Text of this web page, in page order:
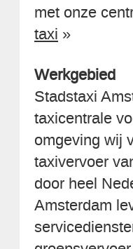
met onze
taxi »
Werkgebied
Stadstaxi
taxicentrale
omgeving wij
taxivervoer
door heel
Amsterdam